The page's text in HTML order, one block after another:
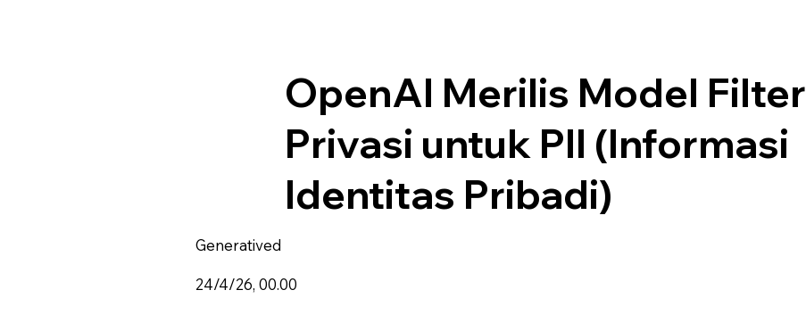
OpenAI Merilis Model Filter
Privasi untuk PII (Informasi
Identitas Pribadi)
Generatived
24/4/26, 00.00